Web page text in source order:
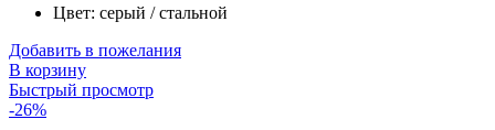
Цвет: серый / стальной
Добавить в пожелания
В корзину
Быстрый просмотр
-26%